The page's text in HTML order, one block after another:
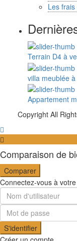
Les
Terrain D4 à
villa meublée
Appartement
Copyright All
Comparaison de
Comparer
Connectez-vous à
S'identifier